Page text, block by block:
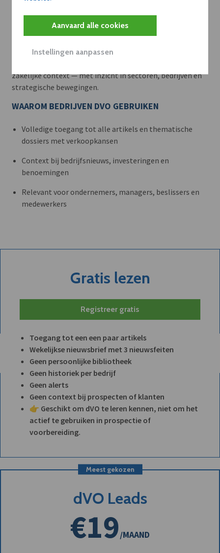
Aanvaard alle cookies
Instellingen aanpassen
Meer context. Dieper begrip.
zakelijke context — met inzicht in sectoren, bedrijven en
strategische bewegingen.
WAAROM BEDRIJVEN DVO GEBRUIKEN
Volledige toegang tot alle artikels en thematische
dossiers met verkoopkansen
Context bij bedrijfsnieuws, investeringen en
benoemingen
Relevant voor ondernemers, managers, beslissers en
medewerkers
Gratis lezen
Registreer gratis
Toegang tot een een paar artikels
Wekelijkse nieuwsbrief met 3 nieuwsfeiten
Geen persoonlijke bibliotheek
Geen historiek per bedrijf
Geen alerts
Geen context bij prospecten of klanten
👉 Geschikt om dVO te leren kennen, niet om het
actief te gebruiken in prospectie of
voorbereiding.
Meest gekozen
dVO Leads
€19/MAAND